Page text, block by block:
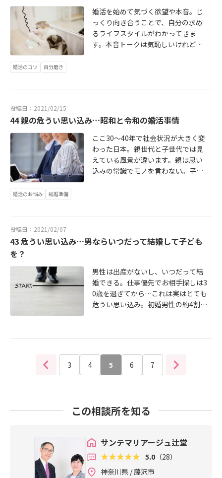
婚活を始めて気づく欲望や本音。じ
っくり向き合うことで、自分の求め
るライフスタイルがわかってきま
す。本音トークは気恥しいけれど、
こちら→ http://bridalstory2020.bl
婚活のコツ 自分磨き
投稿日：2021/02/15
44 親の危うい思い込み…昭和と令和の婚活事情
ここ30～40年で社会状況が大きく変
わった日本。親世代と子世代では見
えている風景が違います。親は思い
込みの常識でモノを言わない。子は
続きはこちらから→ http://bridalst
html
婚活のお悩み 結婚準備
投稿日：2021/02/07
43 危うい思い込み…男ならいつだって結婚して子ども
を？
男性は出産がないし、いつだって結
婚できる。仕事優先でお相手探しは3
0歳を過ぎてから…これは実はとても
危うい思い込み。初婚男性の約4割は
はやはり早めのアクションが大事で
2020.blog.jp/archives/7087712.ht
3 4 5 6 7
この相談所を知る
サンテマリアージュ辻堂
5.0 （28）
神奈川県 / 藤沢市